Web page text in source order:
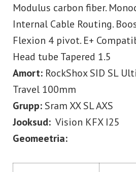
Modulus carbon fiber.
Internal Cable Routing.
Flexion 4 pivot. E+
Head tube Tapered 1.5
Amort: RockShox SID SL
Travel 100mm
Grupp:Sram XX SL AXS
Jooksud: Vision KFX I25
Geomeetria: